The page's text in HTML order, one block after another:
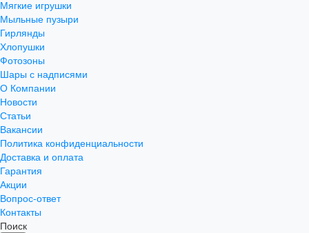
Мягкие игрушки
Мыльные пузыри
Гирлянды
Хлопушки
Фотозоны
Шары с надписями
О Компании
Новости
Статьи
Вакансии
Политика конфиденциальности
Доставка и оплата
Гарантия
Акции
Вопрос-ответ
Контакты
Поиск